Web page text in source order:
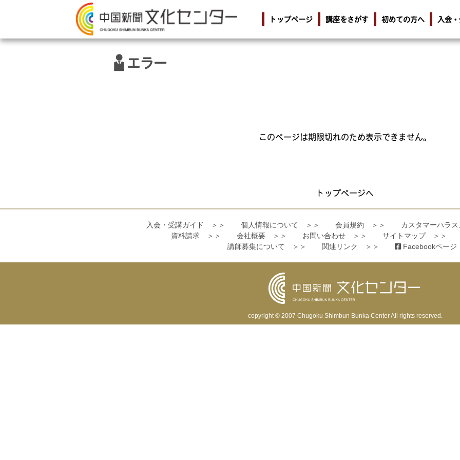
トップページ 講座をさがす 初めての方へ 入会
エラー
このページは期限切れのため表示できません。
トップページへ
入会・受講ガイド ＞＞ 個人情報について ＞＞ 会員規約 ＞＞
カスタマーハラ
資料請求 ＞＞
会社概要 ＞＞ お問い合わせ ＞＞ サイトマップ ＞＞
講師募集について ＞＞
関連リンク ＞＞ Facebookペー
copyright © 2007 Chugoku Shimbun Bunka CenterAll rights reserved.